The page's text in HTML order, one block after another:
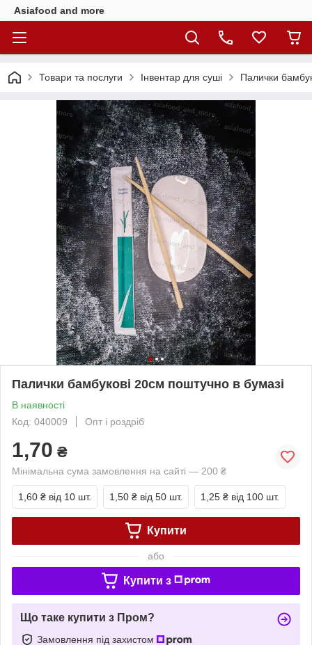
Asiafood and more
Товари та послуги Інвентар для суші Палички
Палички бамбукові 20см поштучно в бумазі
В наявності
Код: 040009
Опт і роздріб
1,70 ₴
Мінімальна сума замовлення на сайті — 200 ₴
1,60 ₴ від 10 шт. 1,50 ₴ від 50 шт. 1,25 ₴ від 100 шт.
Купити
або
Купити з
Що таке купити з Пром?
Замовлення під захистом